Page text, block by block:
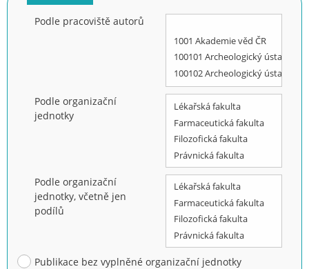
Podle pracoviště autorů
Podle organizační
jednotky
Podle organizační
jednotky, včetně jen
podílů
Publikace bez vyplněné organizační jednotky